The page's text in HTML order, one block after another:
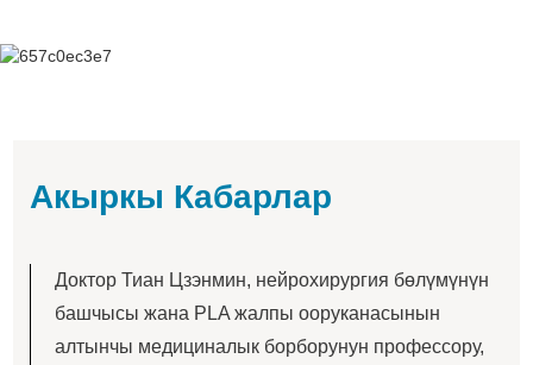
Акыркы Кабарлар
Доктор Тиан Цзэнмин, нейрохирургия бөлүмүнүн
башчысы жана PLA жалпы ооруканасынын
алтынчы медициналык борборунун профессору,